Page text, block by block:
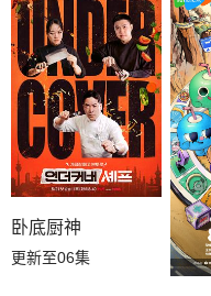
20260531陪看
20260528加更上
20260526上
20260520下
卧底厨神
更新至06集